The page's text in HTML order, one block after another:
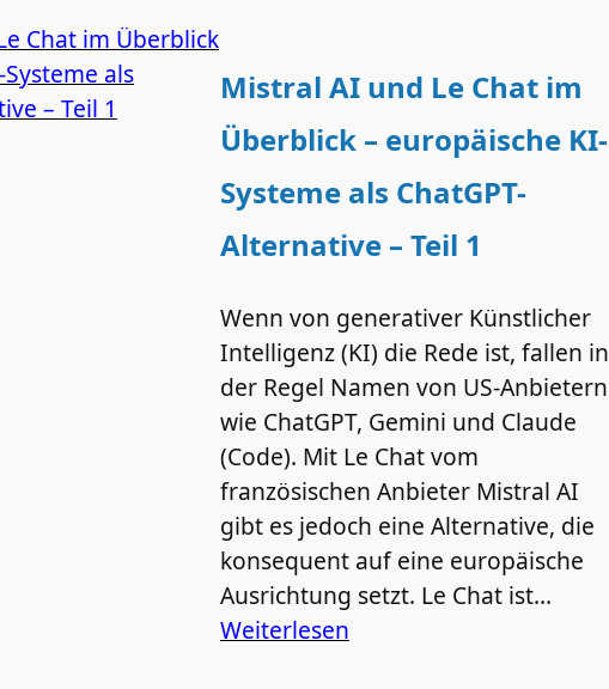
Mistral AI und Le Chat im
Überblick – europäische KI-
Systeme als ChatGPT-
Alternative – Teil 1
Wenn von generativer Künstlicher
Intelligenz (KI) die Rede ist, fallen in
der Regel Namen von US-Anbietern
wie ChatGPT, Gemini und Claude
(Code). Mit Le Chat vom
französischen Anbieter Mistral AI
gibt es jedoch eine Alternative, die
konsequent auf eine europäische
Ausrichtung setzt. Le Chat ist…
Weiterlesen